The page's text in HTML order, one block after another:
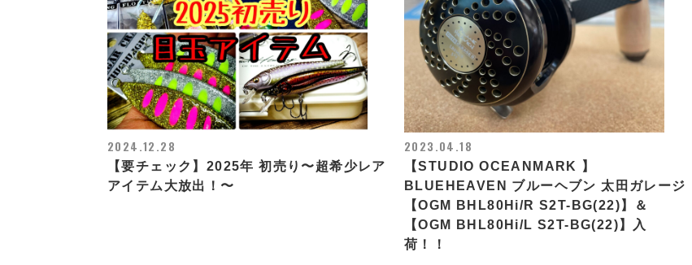
2024.12.28
【要チェック】2025年 初売り〜超希少レア
アイテム大放出！〜
2023.04.18
【STUDIO OCEANMARK 】
BLUEHEAVEN ブルーヘブン 太田ガレージ
【OGM BHL80Hi/R S2T-BG(22)】＆
【OGM BHL80Hi/L S2T-BG(22)】入
荷！！